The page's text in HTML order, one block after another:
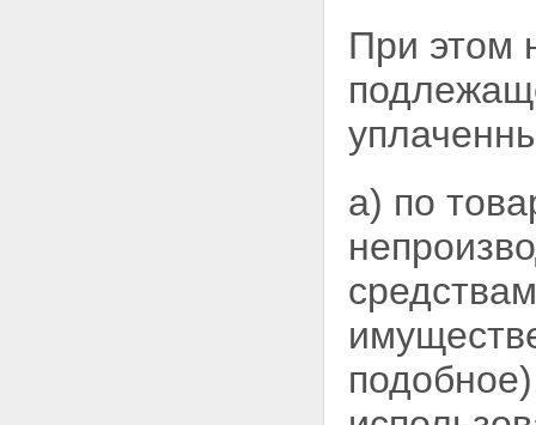
При этом
а) по